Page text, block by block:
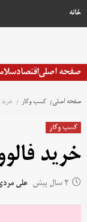
پرش
به
خانه
صفحه اصلیاقتصاد
صفحه اصلی کسب وکار خرید
کسب وکار
خرید
2 سال پیش علی